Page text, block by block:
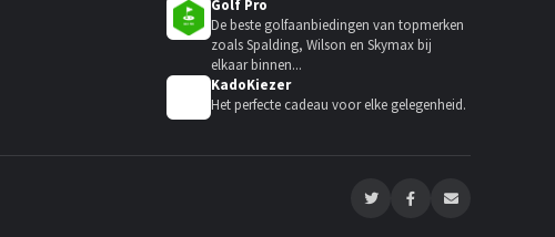
Golf Pro
De beste golfaanbiedingen van topmerken
zoals Spalding, Wilson en Skymax bij
elkaar binnen...
KadoKiezer
Het perfecte cadeau voor elke gelegenheid.